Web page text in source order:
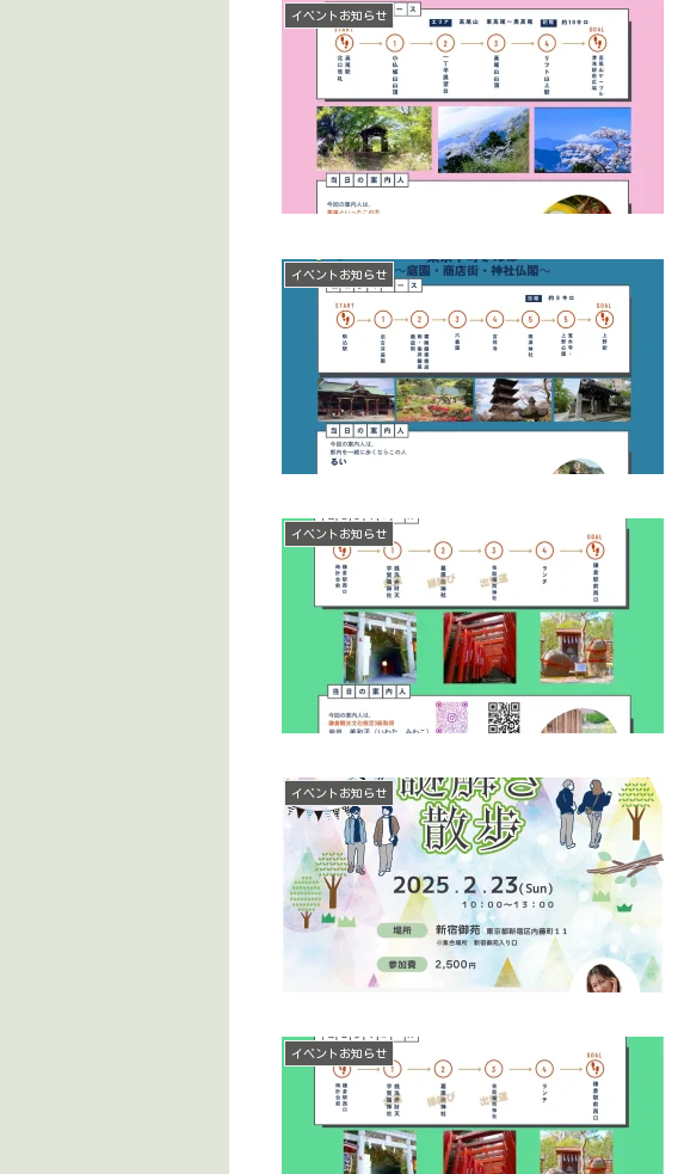
イベントお知らせ
イベントお知らせ
イベントお知らせ
イベントお知らせ
イベントお知らせ